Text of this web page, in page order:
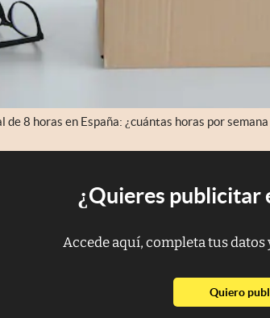
8 horas en España: ¿cuántas horas por
¿Quieres publicitar
Accede aquí, completa tus
Quiero